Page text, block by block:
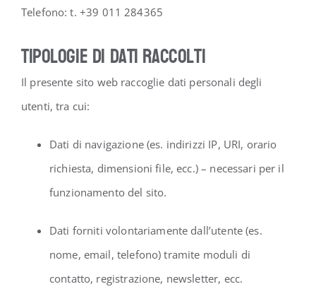
Telefono: t. +39 011 284365
Tipologie di dati raccolti
Il presente sito web raccoglie dati personali degli
utenti, tra cui:
Dati di navigazione (es. indirizzi IP, URI, orario
richiesta, dimensioni file, ecc.) – necessari per il
funzionamento del sito.
Dati forniti volontariamente dall’utente (es.
nome, email, telefono) tramite moduli di
contatto, registrazione, newsletter, ecc.